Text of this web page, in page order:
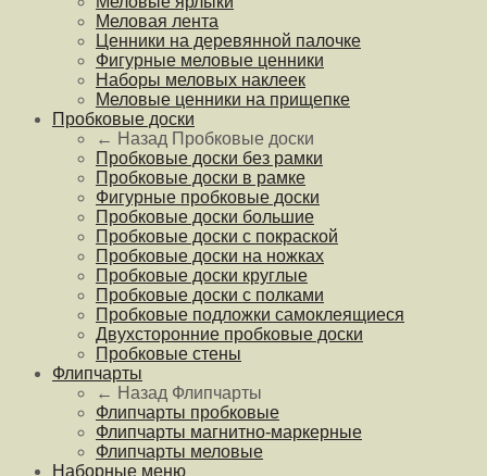
Меловая лента
Ценники на деревянной палочке
Фигурные меловые ценники
Наборы меловых наклеек
Меловые ценники на прищепке
Пробковые доски
← Назад Пробковые доски
Пробковые доски без рамки
Пробковые доски в рамке
Фигурные пробковые доски
Пробковые доски большие
Пробковые доски с покраской
Пробковые доски на ножках
Пробковые доски круглые
Пробковые доски с полками
Пробковые подложки самоклеящиеся
Двухсторонние пробковые доски
Пробковые стены
Флипчарты
← Назад Флипчарты
Флипчарты пробковые
Флипчарты магнитно-маркерные
Флипчарты меловые
Наборные меню